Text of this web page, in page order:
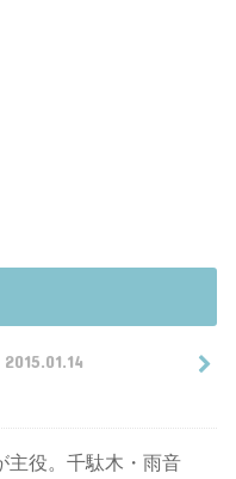
2015.01.14
主役。千駄木・雨音